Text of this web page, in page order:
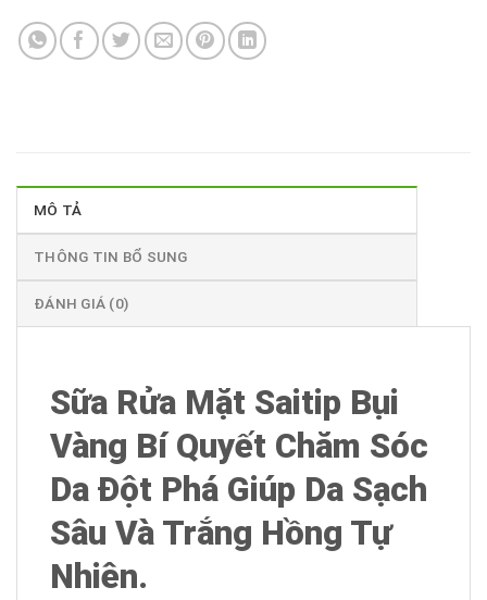
MÔ TẢ
THÔNG TIN BỔ SUNG
ĐÁNH GIÁ (0)
Sữa Rửa Mặt Saitip Bụi
Vàng Bí Quyết Chăm Sóc
Da Đột Phá Giúp Da Sạch
Sâu Và Trắng Hồng Tự
Nhiên.